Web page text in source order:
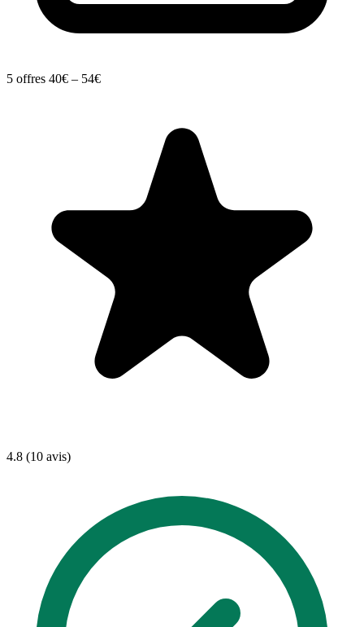
5 offres 40€ – 54€
4.8 (10 avis)